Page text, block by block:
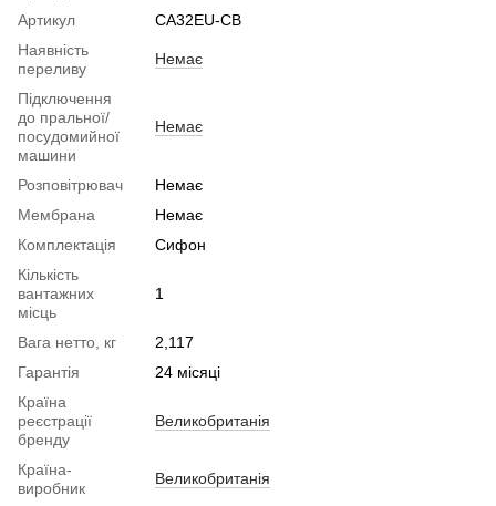
Артикул
CA32EU-CB
Наявність
переливу
Немає
Підключення
до пральної/
посудомийної
машини
Немає
Розповітрювач
Немає
Мембрана
Немає
Комплектація
Сифон
Кількість
вантажних
місць
1
Вага нетто, кг
2,117
Гарантія
24 місяці
Країна
реєстрації
бренду
Великобританія
Країна-
виробник
Великобританія